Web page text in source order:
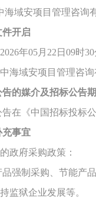
海域安项目管理咨询
件开启
6年05月 22 日 09时30
中海域安项目管理咨
的媒介及招标公告
在《中国招标投标公
充事宜
政府采购政策：
强制采购、节能产
监狱企业发展等。